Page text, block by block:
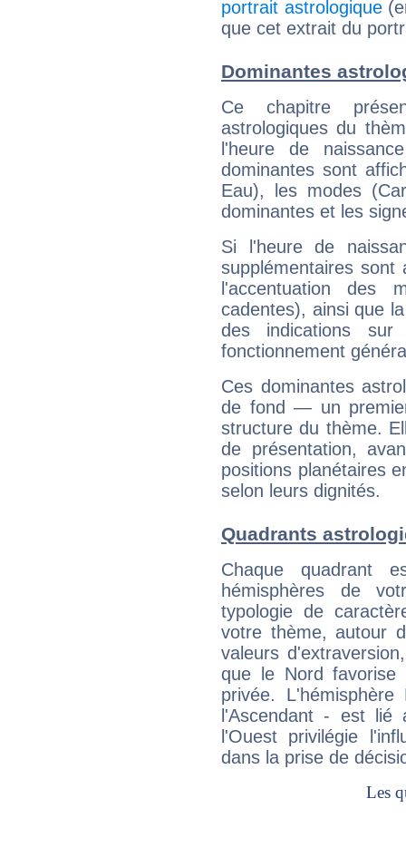
portrait astrologique
que cet extrait du
Dominantes
Ce chapitre
astrologiques du
l'heure de
dominantes sont
Eau), les modes
dominantes et les
Si l'heure de
supplémentaires sont
l'accentuation des
cadentes), ainsi que
des indications sur
fonctionnement
Ces dominantes
de fond — un
structure du thème.
de présentation,
positions planétaires
selon leurs dignités.
Quadrants
Chaque quadrant
hémisphères de
typologie de
votre thème, autour
valeurs
que le Nord favorise
privée.
l'Ascendant - est
l'Ouest privilégie
dans la prise de